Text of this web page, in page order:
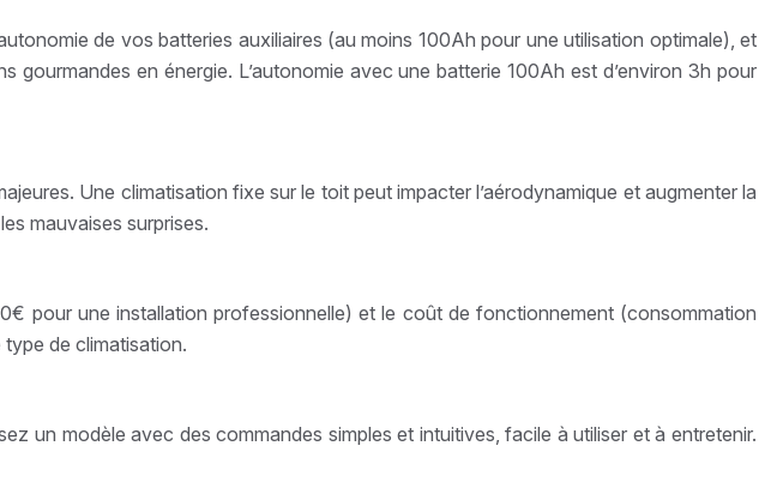
de vos batteries auxiliaires (au moins 100Ah pour une utilisation optimale), et
en énergie. L’autonomie avec une batterie 100Ah est d’environ 3h pour
Une climatisation fixe sur le toit peut impacter l’aérodynamique et augmenter la
mauvaises surprises.
pour une installation professionnelle) et le coût de fonctionnement (consommation
de climatisation.
un modèle avec des commandes simples et intuitives, facile à utiliser et à entretenir.